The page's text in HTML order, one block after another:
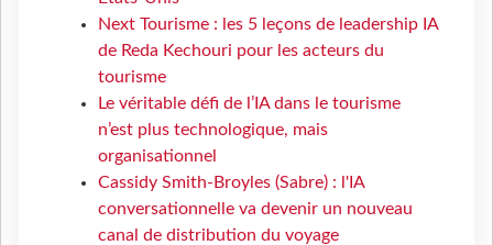
Next Tourisme : les 5 leçons de leadership IA
de Reda Kechouri pour les acteurs du
tourisme
Le véritable défi de l’IA dans le tourisme
n’est plus technologique, mais
organisationnel
Cassidy Smith-Broyles (Sabre) : l'IA
conversationnelle va devenir un nouveau
canal de distribution du voyage